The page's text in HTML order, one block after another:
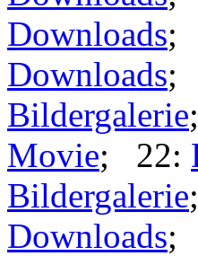
Downloads;
Downloads;
Bildergalerie
Movie; 22:
Bildergalerie
Downloads;